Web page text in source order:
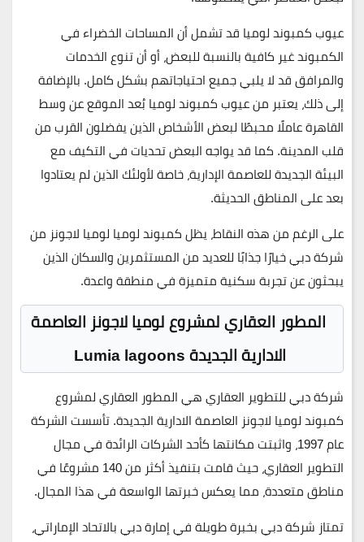
عيوب كمبوند لوميا قد تشمل أن المساحات الخضراء في
الكمبوند غير كافية بالنسبة للبعض، أو أن تنوع الخدمات
والمرافق قد لا يلبي جميع احتياجاتهم بشكل كامل. بالإضافة
إلى ذلك، يعتبر من عيوب كمبوند لوميا بُعد الموقع عن وسط
القاهرة عاملًا محبطًا لبعض الأشخاص الذين يفضلون القرب من
قلب المدينة. كما قد يواجه البعض تحديات في التكيف مع
البيئة الجديدة للعاصمة الإدارية، خاصة لأولئك الذين لم يعتادوا
بعد على المناطق الحديثة.
على الرغم من هذه النقاط، يظل كمبوند لوميا لوميا لاجونز من
شركة دبي خيارًا جذابًا للعديد من المستثمرين والسكان الذين
يبحثون عن تجربة سكنية متميزة في منطقة واعدة.
المطور العقاري لمشروع لوميا لاجونز العاصمة
الادارية الجديدةLumia lagoons
شركة دبي للتطوير العقاريهي المطور العقاري لمشروع
كمبوند لوميا لاجونز العاصمة الادارية الجديدة. تأسست الشركة
عام 1997، واثبتت مكانتها كأحد الشركات الرائدة في مجال
التطوير العقاري، حيث قامت بتنفيذ أكثر من 140 مشروعًا في
مناطق متعددة، مما يعكس خبرتها الواسعة في هذا المجال.
تمتاز شركة دبي بخبرة طويلة في إمارة دبي بالاتحاد الإماراتي،